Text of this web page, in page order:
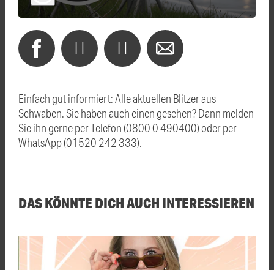
Einfach gut informiert: Alle aktuellen Blitzer aus
Schwaben. Sie haben auch einen gesehen? Dann melden
Sie ihn gerne per Telefon (0800 0 490400) oder per
WhatsApp (01520 242 333).
DAS KÖNNTE DICH AUCH INTERESSIEREN